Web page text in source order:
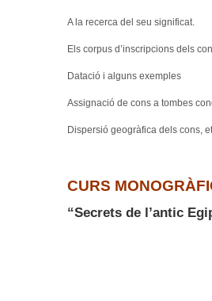
A la recerca del seu significat.
Els corpus d’inscripcions dels
Datació i alguns exemples
Assignació de cons a tombes
Dispersió geogràfica dels cons,
CURS
“Secrets de l’antic